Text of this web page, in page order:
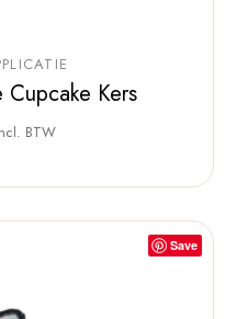
Kers
BTW
Save